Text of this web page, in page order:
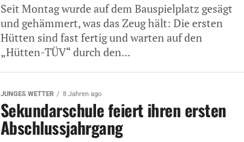
Seit Montag wurde auf dem Bauspielplatz gesägt
und gehämmert, was das Zeug hält: Die ersten
Hütten sind fast fertig und warten auf den
„Hütten-TÜV“ durch den...
JUNGES WETTER 8 Jahren ago
Sekundarschule feiert ihren ersten
Abschlussjahrgang